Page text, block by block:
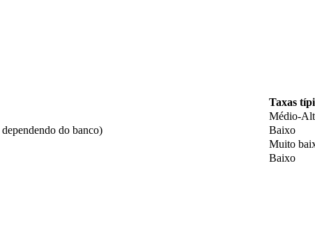
Taxas
Médio-
do banco) Baixo
Muito
Baixo